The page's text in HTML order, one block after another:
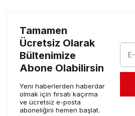
Tamamen
Ücretsiz Olarak
Bültenimize
Abone Olabilirsin
Yeni haberlerden haberdar
olmak için fırsatı kaçırma
ve ücretsiz e-posta
aboneliğini hemen başlat.